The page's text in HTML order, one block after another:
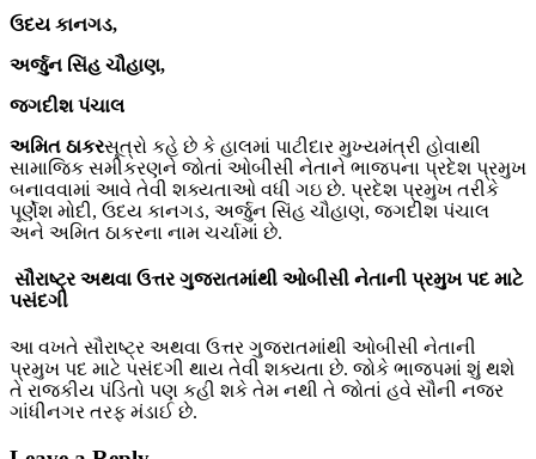
ઉદય કાનગડ,
અર્જુન સિંહ ચૌહાણ,
જગદીશ પંચાલ
અમિત ઠાકરસૂત્રો કહે છે કે હાલમાં પાટીદાર મુખ્યમંત્રી હોવાથી
સામાજિક સમીકરણને જોતાં ઓબીસી નેતાને ભાજપના પ્રદેશ પ્રમુખ
બનાવવામાં આવે તેવી શક્યતાઓ વધી ગઇ છે. પ્રદેશ પ્રમુખ તરીકે
પૂર્ણેશ મોદી, ઉદય કાનગડ, અર્જુન સિંહ ચૌહાણ, જગદીશ પંચાલ
અને અમિત ઠાકરના નામ ચર્ચામાં છે.
સૌરાષ્ટ્ર અથવા ઉત્તર ગુજરાતમાંથી ઓબીસી નેતાની પ્રમુખ પદ માટે
પસંદગી
આ વખતે સૌરાષ્ટ્ર અથવા ઉત્તર ગુજરાતમાંથી ઓબીસી નેતાની
પ્રમુખ પદ માટે પસંદગી થાય તેવી શક્યતા છે. જોકે ભાજપમાં શું થશે
તે રાજકીય પંડિતો પણ કહી શકે તેમ નથી તે જોતાં હવે સૌની નજર
ગાંધીનગર તરફ મંડાઈ છે.